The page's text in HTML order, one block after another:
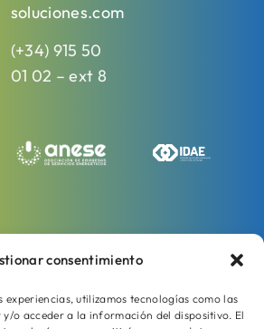
consentimiento
experiencias, utilizamos tecnologías como las
o acceder a la información del dispositivo. El
soluciones.com
(+34) 915 50
01 02 – ext 8